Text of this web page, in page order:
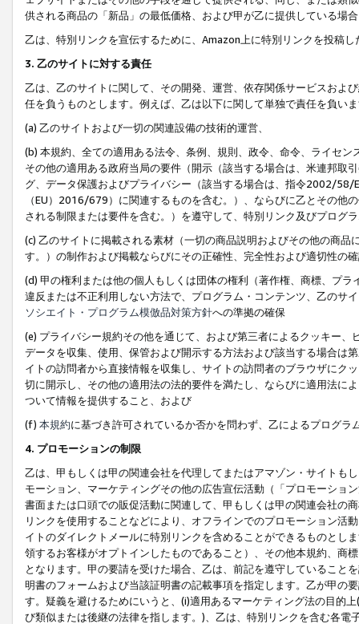
供される商品の「新品」の最低価格、および甲が乙に提供している場
乙は、特別リンクを宣伝するために、Amazon上に特別リンクを投稿
3. 乙のサイトに対する責任
乙は、乙のサイトに関して、その開発、運営、依存関係サービスおよ
任を負うものとします。例えば、乙は以下に関して単独で責任を負い
(a) 乙のサイトおよび一切の関連設備の技術的運営、
(b) 本規約、全ての適用ある法令、条例、規則、政令、命令、ライセ
その他の適用ある政府当局の要件（開示（該当する場合は、米連邦取
グ、データ保護およびプライバシー（該当する場合は、指令2002/58/
（EU）2016/679）に関連するものを含む。）、ならびに乙とその他
される制限または要件を含む。）を遵守して、特別リンク及びプログ
(c) 乙のサイトに掲載される素材（一切の商品説明およびその他の商
す。）の制作および掲載ならびにその正確性、完全性および適切性の
(d) 甲の権利または他の個人もしくは団体の権利（著作権、商標、プ
違反または不正利用しない方法で、プログラム・コンテンツ、乙のサ
ソシエイト・プログラム模倣品対策方針への準拠の確保
(e) プライバシー規約その他を通じて、および第三者によるクッキー
データを収集、使用、保管および開示する方法および該当する場合は
イトの訪問者から直接情報を収集し、サイトの訪問者のブラウザにク
切に開示し、その他の適用法の法的要件を満たし、ならびに適用法に
ついて情報を提供すること、および
(f) 本規約に基づき許可されているか否かを問わず、乙によるプログ
4. プロモーションの制限
乙は、甲もしくは甲の関連会社を代理してまたはアマゾン・サイトも
モーション、マーケティングその他の広告宣伝活動（「プロモーショ
書面または口頭での販促活動に関連して、甲もしくは甲の関連会社の
リンクを使用することなどにより、オフラインでのプロモーション活
イトのダイレクトメールに特別リンクを含めることができるものとし
領するお客様がオプトインしたものであること）、その他本規約、商
となります。甲の要請を受けた場合、乙は、前記を遵守していること
明書のフォームおよび当該証明書の記載事項を指定します。乙が甲の
す。疑義を避けるためにいうと、(i)適用あるマーケティング法の目的
び類似または後継の法律を指します。)、乙は、特別リンクを含む各